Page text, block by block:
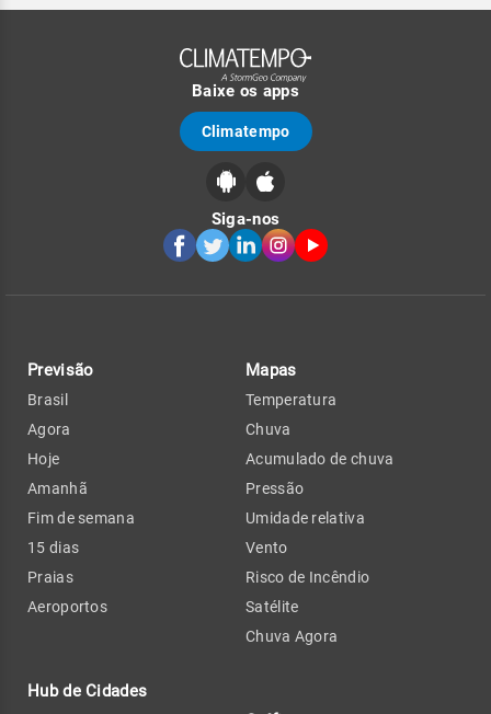
Baixe os apps
Climatempo
Siga-nos
Previsão
Brasil
Agora
Hoje
Amanhã
Fim de semana
15 dias
Praias
Aeroportos
Hub de Cidades
Mapas
Temperatura
Chuva
Acumulado de chuva
Pressão
Umidade relativa
Vento
Risco de Incêndio
Satélite
Chuva Agora